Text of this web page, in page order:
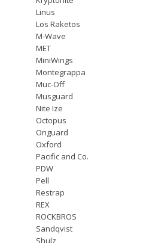
Linus
Los Raketos
M-Wave
MET
MiniWings
Montegrappa
Muc-Off
Musguard
Nite Ize
Octopus
Onguard
Oxford
Pacific and Co.
PDW
Pell
Restrap
REX
ROCKBROS
Sandqvist
Shulz